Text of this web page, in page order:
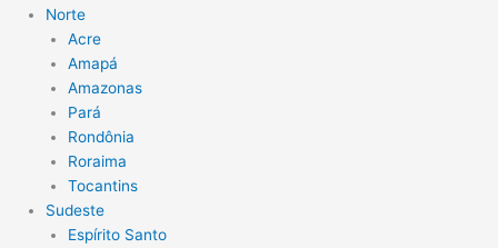
Norte
Acre
Amapá
Amazonas
Pará
Rondônia
Roraima
Tocantins
Sudeste
Espírito Santo